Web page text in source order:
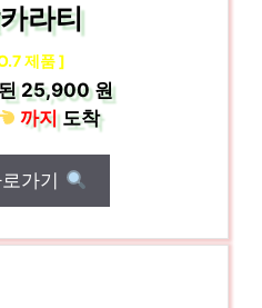
라티
제품 ]
25,900 원
까지도착
가기